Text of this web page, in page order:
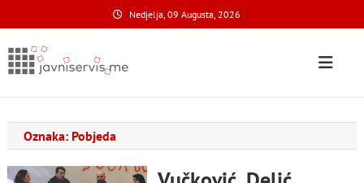
to
content
Nedjelja, 09 Augusta, 2026
Javni Servis
Oznaka: Pobjeda